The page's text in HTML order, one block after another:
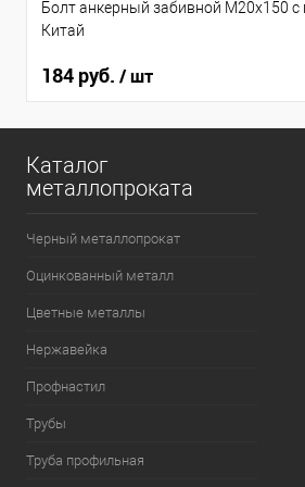
Болт анкерный забивной М20х150 с
Китай
184 руб. / шт
Каталог
металлопроката
Черный металлопрокат
Оцинкованный металл
Цветные металлы
Нержавейка
Профнастил
Трубы
Труба профильная